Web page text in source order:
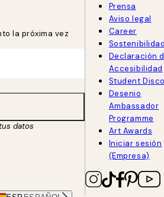
la próxima vez
datos
Prensa
Aviso legal
Career
Sostenibilidad
Declaración
Accesibilidad
Student
Desenio
Ambassador
Programme
Art Awards
Iniciar sesión
(Empresa)